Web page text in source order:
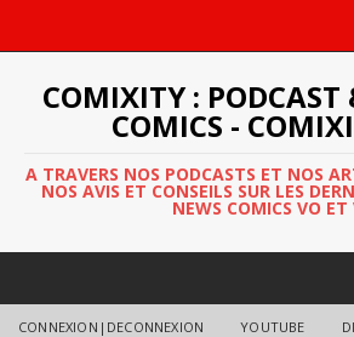
COMIXITY : PODCAST
COMICS -
A TRAVERS NOS PODCASTS ET NOS
NOS AVIS ET CONSEILS SUR LES
NEWS COMICS VO ET
CONNEXION|DECONNEXION YOUTUBE